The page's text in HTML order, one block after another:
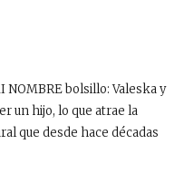
NOMBRE bolsillo: Valeska y
un hijo, lo que atrae la
que desde hace décadas